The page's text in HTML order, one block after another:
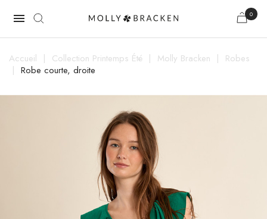
 0
Accueil Collection Printemps Été Molly Bracken
Robes
Robe courte, droite